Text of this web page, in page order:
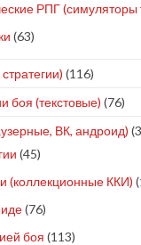
РПГ
(63)
(116)
боя (текстовые) (76)
ВК, андроид)
(45)
(коллекционные ККИ)
(76)
боя (113)